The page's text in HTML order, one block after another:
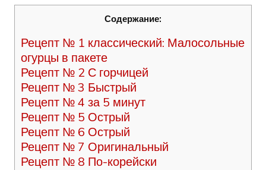
Содержание:
Рецепт № 1 классический: Малосольные
огурцы в пакете
Рецепт № 2 С горчицей
Рецепт № 3 Быстрый
Рецепт № 4 за 5 минут
Рецепт № 5 Острый
Рецепт № 6 Острый
Рецепт № 7 Оригинальный
Рецепт № 8 По-корейски